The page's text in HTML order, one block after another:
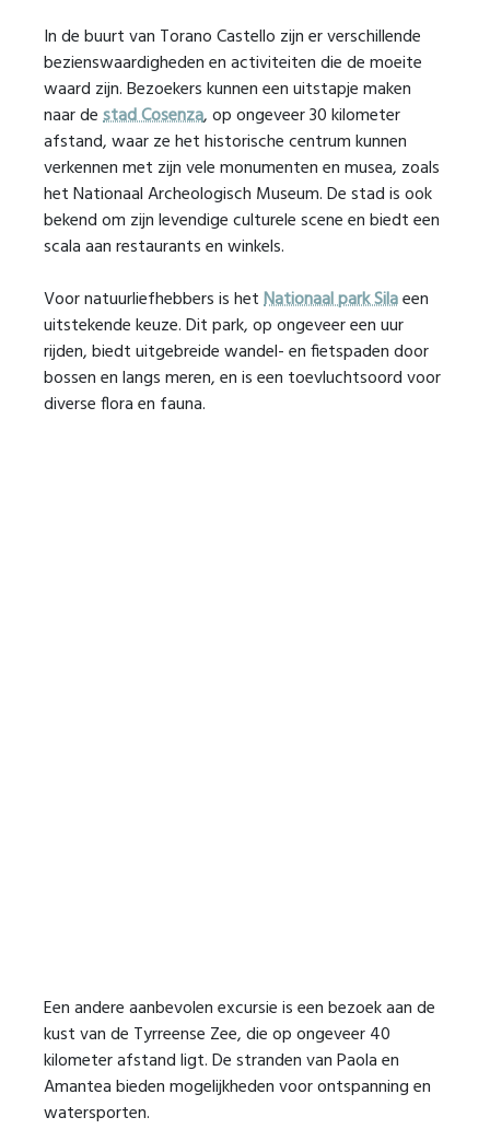
In de buurt van Torano Castello zijn er verschillende
bezienswaardigheden en activiteiten die de moeite
waard zijn. Bezoekers kunnen een uitstapje maken
naar destad Cosenza, op ongeveer 30 kilometer
afstand, waar ze het historische centrum kunnen
verkennen met zijn vele monumenten en musea, zoals
het Nationaal Archeologisch Museum. De stad is ook
bekend om zijn levendige culturele scene en biedt een
scala aan restaurants en winkels.
Voor natuurliefhebbers is hetNationaal park Silaeen
uitstekende keuze. Dit park, op ongeveer een uur
rijden, biedt uitgebreide wandel- en fietspaden door
bossen en langs meren, en is een toevluchtsoord voor
diverse flora en fauna.
Een andere aanbevolen excursie is een bezoek aan de
kust van de Tyrreense Zee, die op ongeveer 40
kilometer afstand ligt. De stranden van Paola en
Amantea bieden mogelijkheden voor ontspanning en
watersporten.